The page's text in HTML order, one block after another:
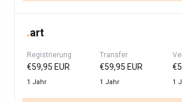
.art
Registrierung
€59,95 EUR
1 Jahr
Transfer
€59,95 EUR
1 Jahr 1